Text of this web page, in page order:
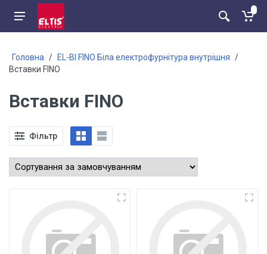
Головна / EL-BI FINO Біла електрофурнітура внутрішня /
Вставки FINO
Вставки FINO
Фільтр